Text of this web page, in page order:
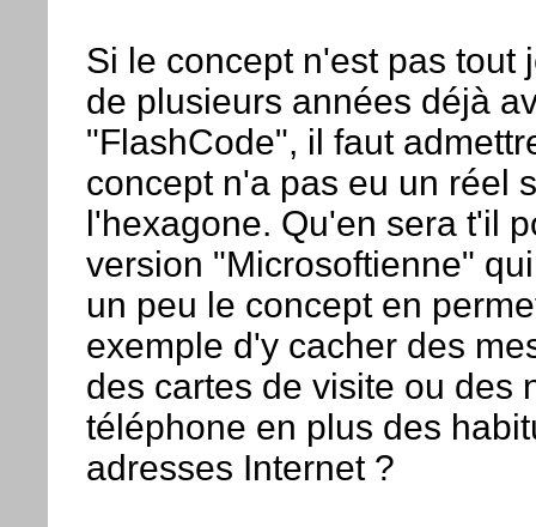
Si le concept n'est pas tout
de plusieurs années déjà
"FlashCode", il faut
concept n'a pas eu un réel
l'hexagone. Qu'en sera t'il
version "Microsoftienne"
un peu le concept en
exemple d'y cacher des
des cartes de visite ou des
téléphone en plus des
adresses Internet ?